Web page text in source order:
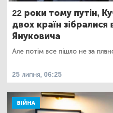
22 роки тому путін,
двох країн
Януковича
Але потім все пішло не за
25 липня, 06:25
ВІЙНА